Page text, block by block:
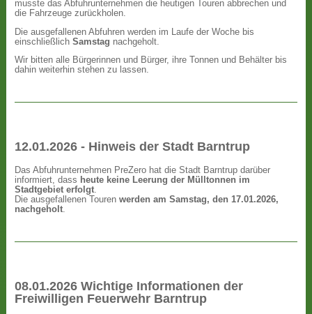
musste das Abfuhrunternehmen die heutigen Touren abbrechen und
die Fahrzeuge zurückholen.
Die ausgefallenen Abfuhren werden im Laufe der Woche bis
einschließlichSamstag nachgeholt.
Wir bitten alle Bürgerinnen und Bürger, ihre Tonnen und Behälter bis
dahin weiterhin stehen zu lassen.
12.01.2026 - Hinweis der Stadt Barntrup
Das Abfuhrunternehmen PreZero hat die Stadt Barntrup darüber
informiert, dass heute keine Leerung der Mülltonnen im
Stadtgebiet erfolgt.
Die ausgefallenen Tourenwerden am Samstag, den 17.01.2026,
nachgeholt.
08.01.2026 Wichtige Informationen der
Freiwilligen Feuerwehr Barntrup